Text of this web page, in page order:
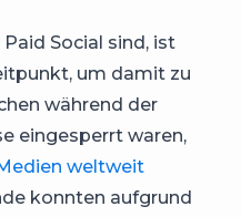
Social sind, ist
um damit zu
während der
eingesperrt waren,
weltweit
konnten aufgrund